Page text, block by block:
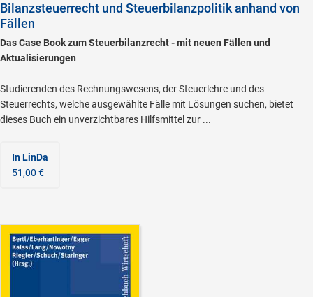
Bilanzsteuerrecht und Steuerbilanzpolitik anhand von
Fällen
Das Case Book zum Steuerbilanzrecht - mit neuen Fällen und
Aktualisierungen
Studierenden des Rechnungswesens, der Steuerlehre und des
Steuerrechts, welche ausgewählte Fälle mit Lösungen suchen, bietet
dieses Buch ein unverzichtbares Hilfsmittel zur ...
In LinDa
51,00 €